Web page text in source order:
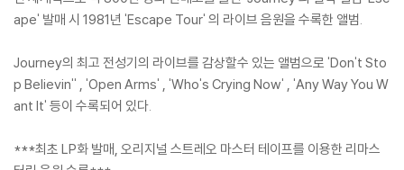
ape' 발매 시 1981년 'Escape Tour' 의 라이브 음원을 수록한 앨범.
Journey의 최고 전성기의 라이브를 감상할수 있는 앨범으로 'Don't Sto
p Believin'' , 'Open Arms' , 'Who's Crying Now' , 'Any Way You W
ant It' 등이 수록되어 있다.
***최초 LP화 발매, 오리지널 스트레오 마스터 테이프를 이용한 리마스